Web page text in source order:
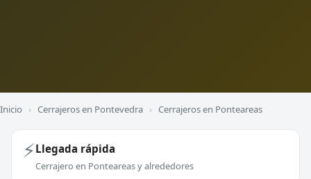
Inicio › Cerrajeros en Pontevedra › Cerrajeros en Ponteareas
⚡Llegada rápida
Cerrajero en Ponteareas y alrededores